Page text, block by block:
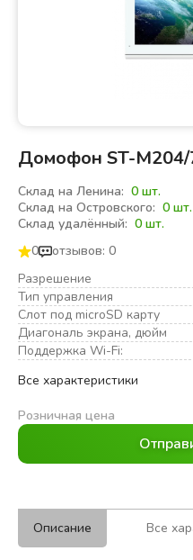
Домофон ST-
Склад на Ленина: 0 шт.
Склад на Островского: 0 шт.
Склад удалённый: 0 шт.
0
отзывов: 0
Разрешение
Тип управления
Слот под microSD карту
Диагональ экрана, дюйм
Поддержка Wi-Fi:
Все характеристики
Розничная цена
Описание Все